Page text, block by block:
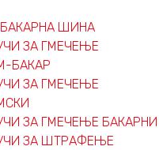
ШИНА
ЗА ГМЕЧЕЊЕ
БАКАР
ЗА ГМЕЧЕЊЕ
ЗА ГМЕЧЕЊЕ БАКАРНИ
ЗА ШТРАФЕЊЕ